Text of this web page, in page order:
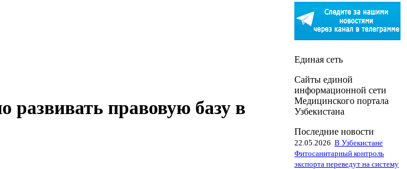
развивать правовую базу в
Единая сеть
Сайты единой
информационной сети
Медицинского портала
Узбекистана
Последние новости
22.05.2026 В Узбекистане
Фитосанитарный контроль
экспорта переведут на систему